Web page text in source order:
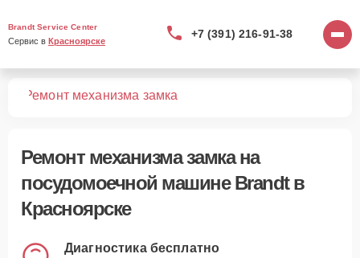
Brandt Service Center
Сервис в Красноярске
+7 (391) 216-91-38
Ремонт механизма замка
Ремонт механизма замкана
посудомоечной машине Brandt в
Красноярске
Диагностика бесплатно